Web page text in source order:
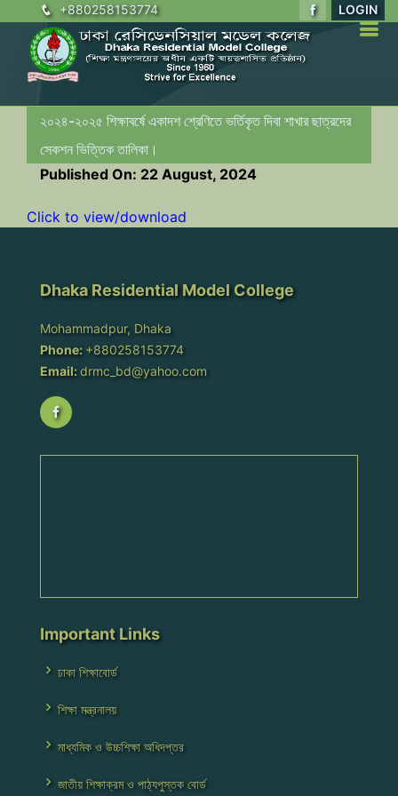
+880258153774 LOGIN
২০২৪-২০২৫ শিক্ষাবর্ষে একাদশ শ্রেণিতে ভর্তিকৃত দিবা শাখার ছাত্রদের
সেকশন ভিত্তিক তালিকা।
Published On: 22 August, 2024
Click to view/download
Dhaka Residential Model College
Mohammadpur, Dhaka
Phone: +880258153774
Email: drmc_bd@yahoo.com
Important Links
ঢাকা শিক্ষাবোর্ড
শিক্ষা মন্ত্রনালয়
মাধ্যমিক ও উচ্চশিক্ষা অধিদপ্তর
জাতীয় শিক্ষাক্রম ও পাঠ্যপুস্তক বোর্ড